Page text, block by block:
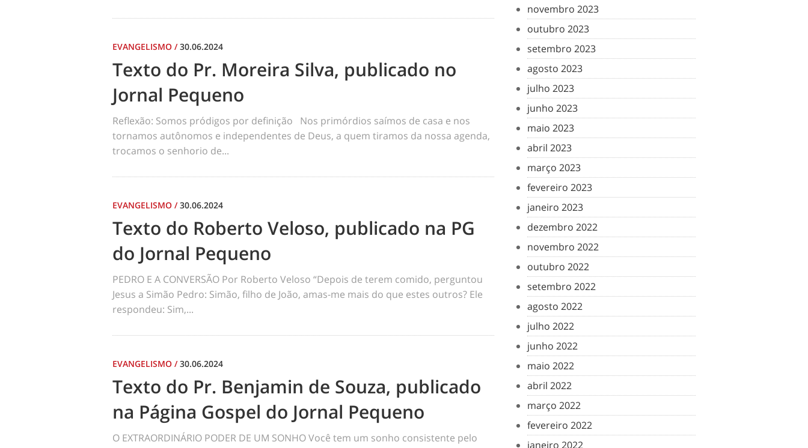
EVANGELISMO /30.06.2024
Texto do Pr. Moreira Silva, publicado no
Jornal Pequeno
Reflexão: Somos pródigos por definição Nos primórdios saímos de casa e nos
tornamos autônomos e independentes de Deus, a quem tiramos da nossa agenda,
trocamos o senhorio de...
EVANGELISMO /30.06.2024
Texto do Roberto Veloso, publicado na PG
do Jornal Pequeno
PEDRO E A CONVERSÃO Por Roberto Veloso “Depois de terem comido, perguntou
Jesus a Simão Pedro: Simão, filho de João, amas-me mais do que estes outros? Ele
respondeu: Sim,...
EVANGELISMO /30.06.2024
Texto do Pr. Benjamin de Souza, publicado
na Página Gospel do Jornal Pequeno
O EXTRAORDINÁRIO PODER DE UM SONHO Você tem um sonho consistente pelo
novembro 2023
outubro 2023
setembro 2023
agosto 2023
julho 2023
junho 2023
maio 2023
abril 2023
março 2023
fevereiro 2023
janeiro 2023
dezembro 2022
novembro 2022
outubro 2022
setembro 2022
agosto 2022
julho 2022
junho 2022
maio 2022
abril 2022
março 2022
fevereiro 2022
janeiro 2022